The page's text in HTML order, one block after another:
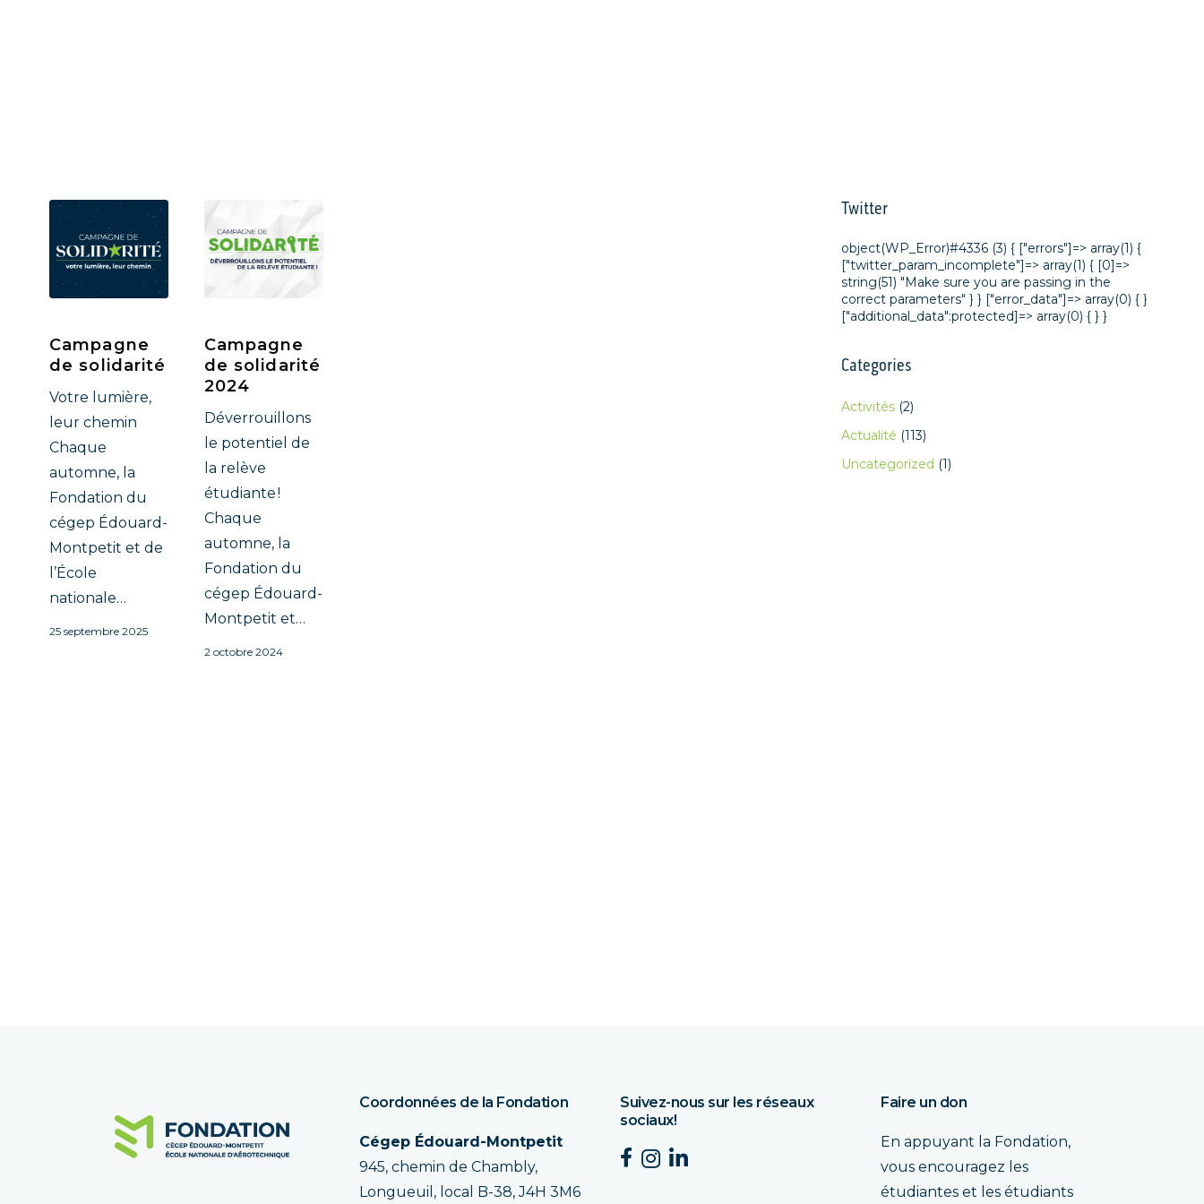
Campagne
de solidarité
Votre lumière,
leur chemin
Chaque
automne, la
Fondation du
cégep Édouard-
Montpetit et de
l’École
nationale…
25 septembre 2025
Campagne
de solidarité
2024
Déverrouillons
le potentiel de
la relève
étudiante !
Chaque
automne, la
Fondation du
cégep Édouard-
Montpetit et…
2 octobre 2024
Twitter
object(WP_Error)#4336 (3) { ["errors"]=> array(1) {
["twitter_param_incomplete"]=> array(1) { [0]=>
string(51) "Make sure you are passing in the
correct parameters" } } ["error_data"]=> array(0) { }
["additional_data":protected]=> array(0) { } }
Categories
Activités (2)
Actualité (113)
Uncategorized (1)
Coordonnées de la Fondation
Cégep Édouard-Montpetit
945, chemin de Chambly,
Longueuil, local B-38, J4H 3M6
Suivez-nous sur les réseaux
sociaux!
Faire un don
En appuyant la Fondation,
vous encouragez les
étudiantes et les étudiants